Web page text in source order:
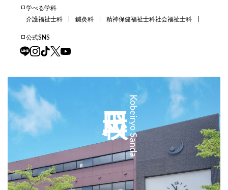
学べる学科
介護福祉士科
鍼灸科 精神保健福祉士科社会福祉士科
公式SNS
Kobeiryo Sanda